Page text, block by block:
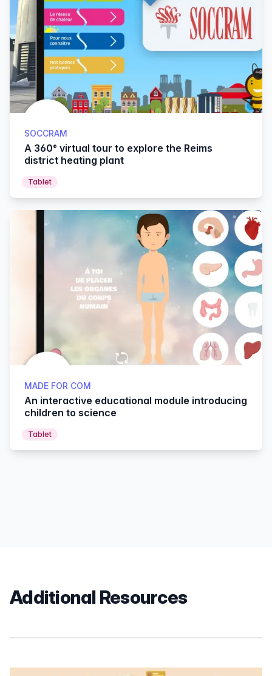
SOCCRAM
A 360° virtual tour to explore the Reims
district heating plant
Tablet
MADE FOR COM
An interactive educational module introducing
children to science
Tablet
Additional Resources